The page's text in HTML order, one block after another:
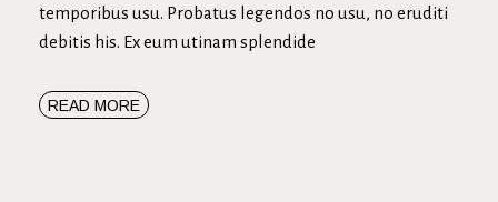
temporibus usu. Probatus legendos no usu, no eruditi
debitis his. Ex eum utinam splendide
READ MORE